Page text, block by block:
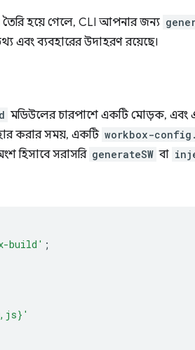
হয়ে গেলে, CLI আপনার জন্য
এবং ব্যবহারের উদাহরণ রয়েছে।
মডিউলের চারপাশে একটি মোড়ক, এবং
করার সময়, একটি workbox-
হিসাবে সরাসরি generateSW বা
build' ;